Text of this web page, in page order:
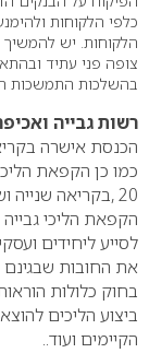
כלפי הלקוחות
הלקוחות. יש
צופה פני עתיד
בהשלכות התמשכות
רשות גבייה
הכנסת אישרה
20 ,בקריאה שנייה ושלישית תיקון לחוק ההוצאה לפועל:
הקפאת הליכי
לסייע ליחידים
את החובות
בחוק כלולות
ביצוע הליכים
הקיימים ועוד..